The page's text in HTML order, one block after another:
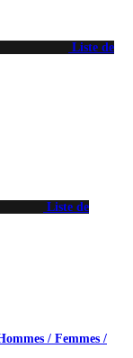
Liste de
Liste de
/ Femmes /